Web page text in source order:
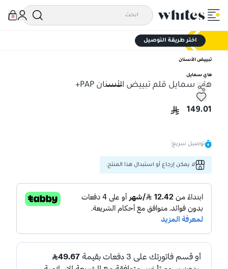
0
اختر طريقة التوصيل
تبييض الأسنان
هاي سمايل
هاي سمايل قلم تبييض الأسنان PAP+
هاي سمايل قلم تبييض الأسنان PAP+
149.01
توصيل سريع
لا يمكن إرجاع أو استبدال هذا المنتج.